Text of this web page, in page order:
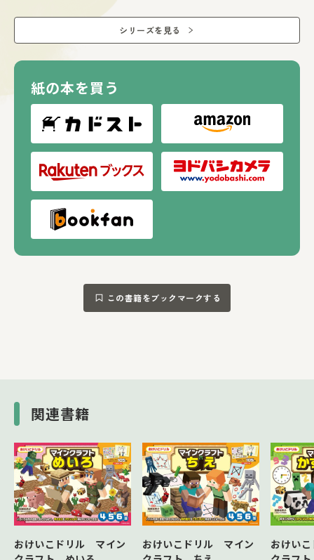
ません。
※NOT OFFICIAL MINECRAFT PRODUCT.
シリーズを見る
紙の本を買う
この書籍をブックマークする
関連書籍
おけいこドリル マイン
おけいこドリル マイン
おけい